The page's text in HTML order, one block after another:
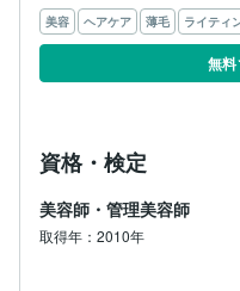
美容 ヘアケア 薄毛 ライティ
無
資格・検定
美容師・管理美容師
取得年：2010年